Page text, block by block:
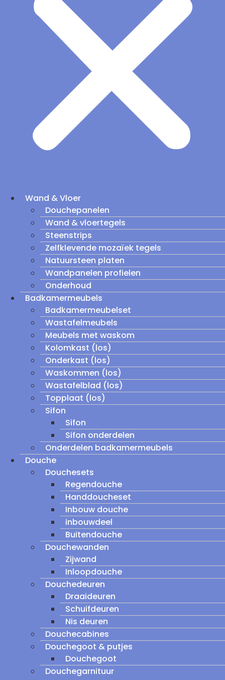
Wand & Vloer
Douchepanelen
Wand & vloertegels
Steenstrips
Zelfklevende mozaïek tegels
Natuursteen platen
Wandpanelen profielen
Onderhoud
Badkamermeubels
Badkamermeubelset
Wastafelmeubels
Meubels met waskom
Kolomkast (los)
Onderkast (los)
Waskommen (los)
Wastafelblad (los)
Topplaat (los)
Sifon
Sifon
Sifon onderdelen
Onderdelen badkamermeubels
Douche
Douchesets
Regendouche
Handdoucheset
Inbouw douche
inbouwdeel
Buitendouche
Douchewanden
Zijwand
Inloopdouche
Douchedeuren
Draaideuren
Schuifdeuren
Nis deuren
Douchecabines
Douchegoot & putjes
Douchegoot
Douchegarnituur